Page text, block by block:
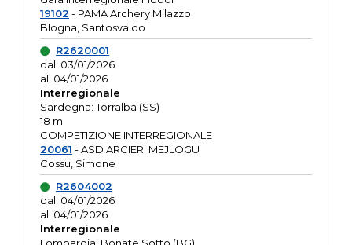
19102 - PAMA Archery Milazzo
Blogna, Santosvaldo
R2620001
dal: 03/01/2026
al: 04/01/2026
Interregionale
Sardegna: Torralba (SS)
18 m
COMPETIZIONE INTERREGIONALE
20061 - ASD ARCIERI MEJLOGU
Cossu, Simone
R2604002
dal: 04/01/2026
al: 04/01/2026
Interregionale